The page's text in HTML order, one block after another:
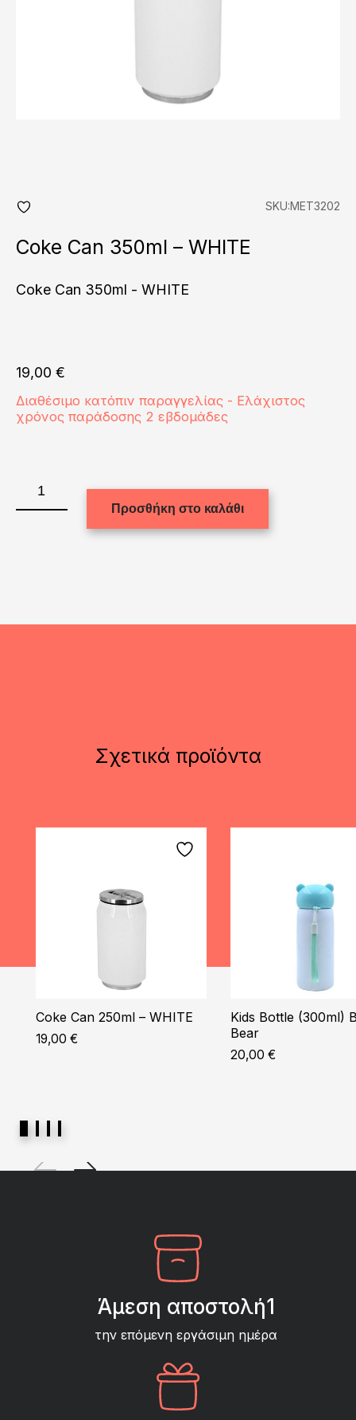
fav
SKU:MET3202
Coke Can 350ml – WHITE
Coke Can 350ml - WHITE
19,00 €
Διαθέσιμο κατόπιν παραγγελίας - Ελάχιστος
χρόνος παράδοσης 2 εβδομάδες
Can
350ml
Προσθήκη στο καλάθι
Σχετικά προϊόντα
Coke Can 250ml – WHITE
19,00 €
Kids Bottle (300ml)
Bear
20,00 €
Άμεση αποστολή1
την επόμενη εργάσιμη ημέρα